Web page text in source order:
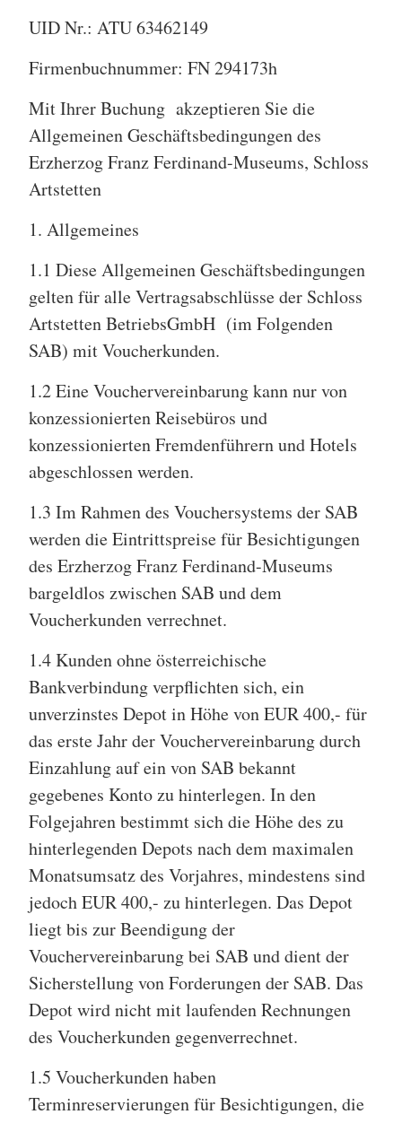
UID Nr.: ATU 63462149
Firmenbuchnummer: FN 294173h
Mit Ihrer Buchung akzeptieren Sie die
Allgemeinen Geschäftsbedingungen des
Erzherzog Franz Ferdinand-Museums, Schloss
Artstetten
1. Allgemeines
1.1 Diese Allgemeinen Geschäftsbedingungen
gelten für alle Vertragsabschlüsse der Schloss
Artstetten BetriebsGmbH (im Folgenden
SAB) mit Voucherkunden.
1.2 Eine Vouchervereinbarung kann nur von
konzessionierten Reisebüros und
konzessionierten Fremdenführern und Hotels
abgeschlossen werden.
1.3 Im Rahmen des Vouchersystems der SAB
werden die Eintrittspreise für Besichtigungen
des Erzherzog Franz Ferdinand-Museums
bargeldlos zwischen SAB und dem
Voucherkunden verrechnet.
1.4 Kunden ohne österreichische
Bankverbindung verpflichten sich, ein
unverzinstes Depot in Höhe von EUR 400,- für
das erste Jahr der Vouchervereinbarung durch
Einzahlung auf ein von SAB bekannt
gegebenes Konto zu hinterlegen. In den
Folgejahren bestimmt sich die Höhe des zu
hinterlegenden Depots nach dem maximalen
Monatsumsatz des Vorjahres, mindestens sind
jedoch EUR 400,- zu hinterlegen. Das Depot
liegt bis zur Beendigung der
Vouchervereinbarung bei SAB und dient der
Sicherstellung von Forderungen der SAB. Das
Depot wird nicht mit laufenden Rechnungen
des Voucherkunden gegenverrechnet.
1.5 Voucherkunden haben
Terminreservierungen für Besichtigungen, die